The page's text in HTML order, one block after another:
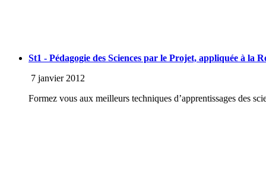
St1 - Pédagogie des Sciences par le Projet, appliquée à
7 janvier 2012
Formez vous aux meilleurs techniques d’apprentissages des